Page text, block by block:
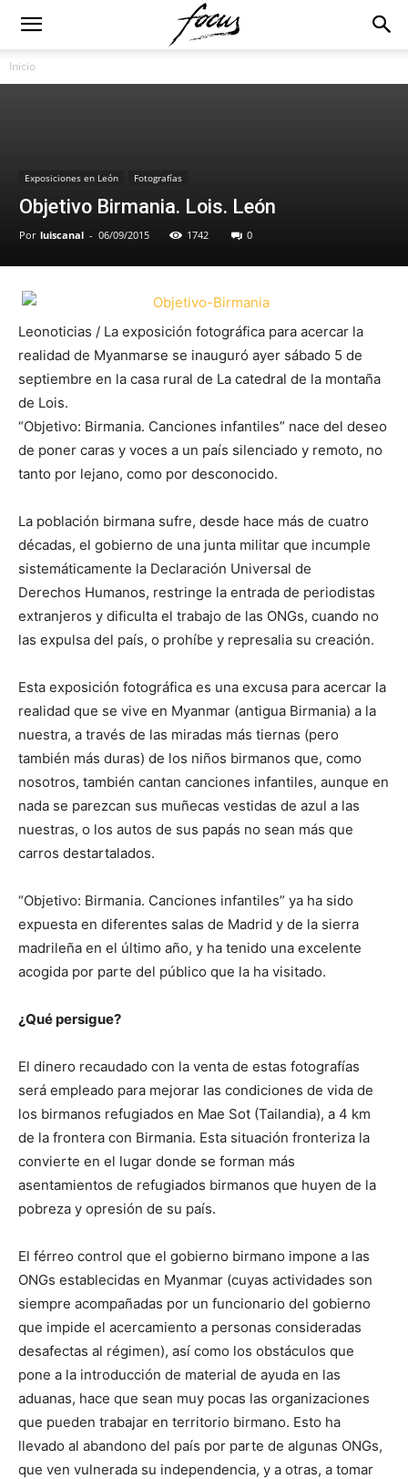
Inicio
Exposiciones en León Fotografías
Objetivo Birmania. Lois. León
Por luiscanal - 06/09/2015 1742 0
Leonoticias / La exposición fotográfica para acercar la
realidad de Myanmarse se inauguró ayer sábado 5 de
septiembre en la casa rural de La catedral de la montaña
de Lois.
“Objetivo: Birmania. Canciones infantiles” nace del deseo
de poner caras y voces a un país silenciado y remoto, no
tanto por lejano, como por desconocido.
La población birmana sufre, desde hace más de cuatro
décadas, el gobierno de una junta militar que incumple
sistemáticamente la Declaración Universal de
Derechos Humanos, restringe la entrada de periodistas
extranjeros y dificulta el trabajo de las ONGs, cuando no
las expulsa del país, o prohíbe y represalia su creación.
Esta exposición fotográfica es una excusa para acercar la
realidad que se vive en Myanmar (antigua Birmania) a la
nuestra, a través de las miradas más tiernas (pero
también más duras) de los niños birmanos que, como
nosotros, también cantan canciones infantiles, aunque en
nada se parezcan sus muñecas vestidas de azul a las
nuestras, o los autos de sus papás no sean más que
carros destartalados.
“Objetivo: Birmania. Canciones infantiles” ya ha sido
expuesta en diferentes salas de Madrid y de la sierra
madrileña en el último año, y ha tenido una excelente
acogida por parte del público que la ha visitado.
¿Qué persigue?
El dinero recaudado con la venta de estas fotografías
será empleado para mejorar las condiciones de vida de
los birmanos refugiados en Mae Sot (Tailandia), a 4 km
de la frontera con Birmania. Esta situación fronteriza la
convierte en el lugar donde se forman más
asentamientos de refugiados birmanos que huyen de la
pobreza y opresión de su país.
El férreo control que el gobierno birmano impone a las
ONGs establecidas en Myanmar (cuyas actividades son
siempre acompañadas por un funcionario del gobierno
que impide el acercamiento a personas consideradas
desafectas al régimen), así como los obstáculos que
pone a la introducción de material de ayuda en las
aduanas, hace que sean muy pocas las organizaciones
que pueden trabajar en territorio birmano. Esto ha
llevado al abandono del país por parte de algunas ONGs,
que ven vulnerada su independencia, y a otras, a tomar